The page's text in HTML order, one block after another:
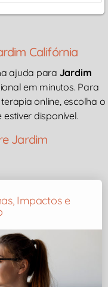
Califórnia
ajuda para Jardim
em minutos. Para
online, escolha o
disponível.
Jardim
Impactos e